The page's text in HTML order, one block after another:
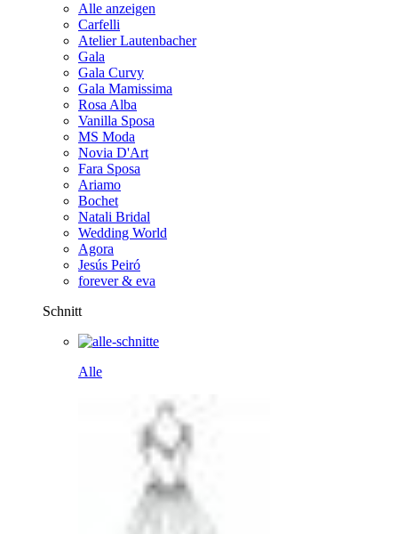
Alle anzeigen
Carfelli
Atelier Lautenbacher
Gala
Gala Curvy
Gala Mamissima
Rosa Alba
Vanilla Sposa
MS Moda
Novia D'Art
Fara Sposa
Ariamo
Bochet
Natali Bridal
Wedding World
Agora
Jesús Peiró
forever & eva
Schnitt
Alle